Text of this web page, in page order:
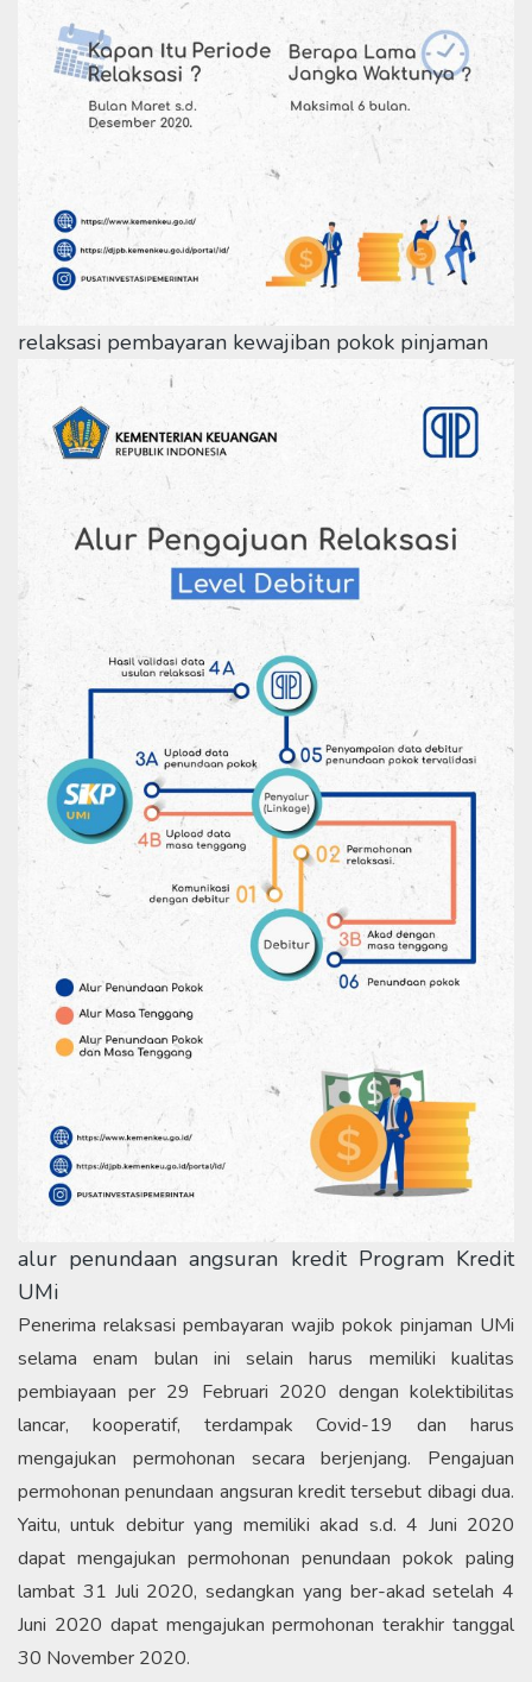
relaksasi pembayaran kewajiban pokok pinjaman
alur penundaan angsuran kredit Program Kredit
UMi
Penerima relaksasi pembayaran wajib pokok pinjaman UMi
selama enam bulan ini selain harus memiliki kualitas
pembiayaan per 29 Februari 2020 dengan kolektibilitas
lancar, kooperatif, terdampak Covid-19 dan harus
mengajukan permohonan secara berjenjang. Pengajuan
permohonan penundaan angsuran kredit tersebut dibagi dua.
Yaitu, untuk debitur yang memiliki akad s.d. 4 Juni 2020
dapat mengajukan permohonan penundaan pokok paling
lambat 31 Juli 2020, sedangkan yang ber-akad setelah 4
Juni 2020 dapat mengajukan permohonan terakhir tanggal
30 November 2020.